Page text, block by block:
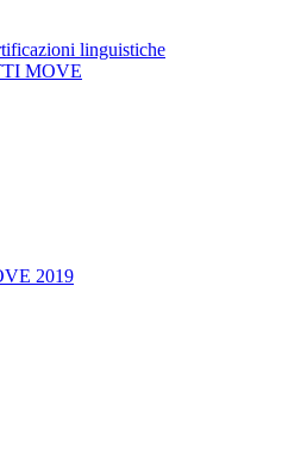
linguistiche
MOVE
2019